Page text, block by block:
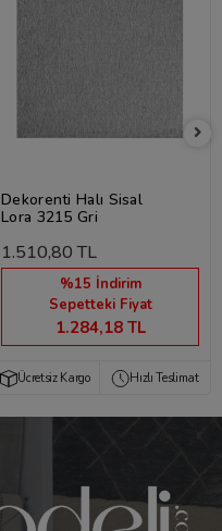
Dekorenti Halı Sisal
Lora 3215 Gri
1.510,80 TL
%15 İndirim
Sepetteki Fiyat
1.284,18 TL
Ücretsiz Kargo Hızlı Teslimat